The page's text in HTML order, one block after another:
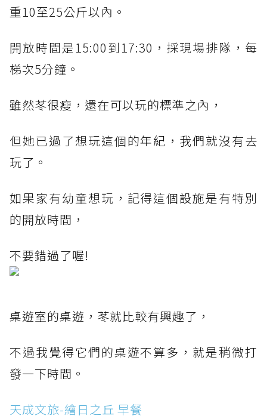
重10至25公斤以內。
開放時間是15:00到17:30，採現場排隊，每
梯次5分鐘。
雖然苳很瘦，還在可以玩的標準之內，
但她已過了想玩這個的年紀，我們就沒有去
玩了。
如果家有幼童想玩，記得這個設施是有特別
的開放時間，
不要錯過了喔!
桌遊室的桌遊，苳就比較有興趣了，
不過我覺得它們的桌遊不算多，就是稍微打
發一下時間。
天成文旅-繪日之丘 早餐